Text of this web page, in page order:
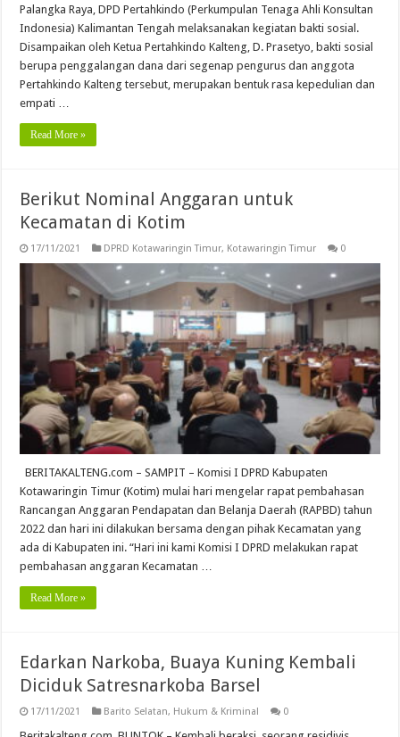
Palangka Raya, DPD Pertahkindo (Perkumpulan Tenaga Ahli Konsultan
Indonesia) Kalimantan Tengah melaksanakan kegiatan bakti sosial.
Disampaikan oleh Ketua Pertahkindo Kalteng, D. Prasetyo, bakti sosial
berupa penggalangan dana dari segenap pengurus dan anggota
Pertahkindo Kalteng tersebut, merupakan bentuk rasa kepedulian dan
empati …
Read More »
Berikut Nominal Anggaran untuk
Kecamatan di Kotim
17/11/2021 DPRD Kotawaringin Timur, Kotawaringin Timur 0
BERITAKALTENG.com – SAMPIT – Komisi I DPRD Kabupaten
Kotawaringin Timur (Kotim) mulai hari mengelar rapat pembahasan
Rancangan Anggaran Pendapatan dan Belanja Daerah (RAPBD) tahun
2022 dan hari ini dilakukan bersama dengan pihak Kecamatan yang
ada di Kabupaten ini. “Hari ini kami Komisi I DPRD melakukan rapat
pembahasan anggaran Kecamatan …
Read More »
Edarkan Narkoba, Buaya Kuning Kembali
Diciduk Satresnarkoba Barsel
17/11/2021 Barito Selatan, Hukum & Kriminal 0